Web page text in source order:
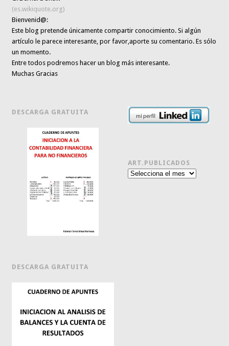
(es.wikiquote.org)
Bienvenid@:
Este blog pretende únicamentecompartir conocimiento. Si algún
artículo le parece interesante,por favor,aporte su comentario. Es sólo
un momento.
Entre todos podremos hacer un blog más interesante.
Muchas Gracias
DESCARGA GRATUITA
DESCARGA GRATUITA
ART.PUBLICADOS
Art.publicados